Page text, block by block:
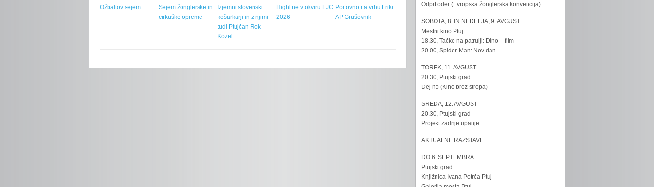
Ožbaltov sejem
Sejem žonglerske in
cirkuške opreme
Izjemni slovenski
košarkarji in z njimi
tudi Ptujčan Rok
Kozel
Highline v okviru EJC
2026
Ponovno na vrhu Friki
AP Grušovnik
Odprt oder (Evropska žonglerska konvencija)
SOBOTA, 8. IN NEDELJA, 9. AVGUST
Mestni kino Ptuj
18.30, Tačke na patrulji: Dino – film
20.00, Spider-Man: Nov dan
TOREK, 11. AVGUST
20.30, Ptujski grad
Dej no (Kino brez stropa)
SREDA, 12. AVGUST
20.30, Ptujski grad
Projekt zadnje upanje
AKTUALNE RAZSTAVE
DO 6. SEPTEMBRA
Ptujski grad
Knjižnica Ivana Potrča Ptuj